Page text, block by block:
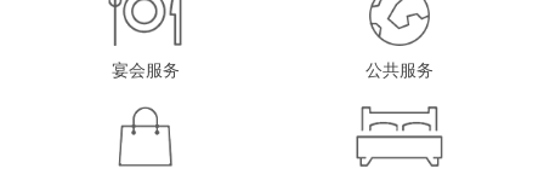
宴会服务 公共服务